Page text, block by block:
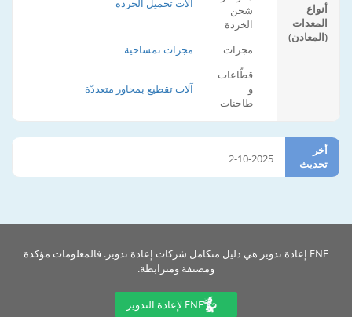
أنواع
المعدات
(المعادن)
شحن
الخردة
آلات تحميل الخردة
مجزات
مجزات تمساحية
قطّاعات
و
طاحنات
آلات تقطيع بمحاور متعددّة
أخر
تحديث
2-10-2025
ENF إعادة تدوير هي دليل متكامل شركات إعادة تدوير. فالمعلومات مؤكدة
ومصنفة ومترابطة.
ENF لإعادة التدوير